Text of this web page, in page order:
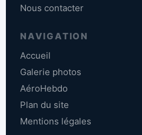
Nous contacter
NAVIGATION
Accueil
Galerie photos
AéroHebdo
Plan du site
Mentions légales